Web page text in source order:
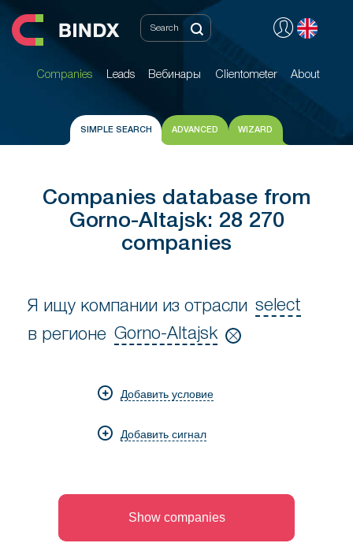
Companies Leads Вебинары Clientometer About
Companies Leads Вебинары Clientometer About
SIMPLE SEARCH ADVANCED WIZARD
Companies database from
Gorno-Altajsk: 28 270
companies
Я ищу компании из отрасли select
Я
в регионе Gorno-Altajsk
в
Добавить условие
Добавить сигнал
Show companies